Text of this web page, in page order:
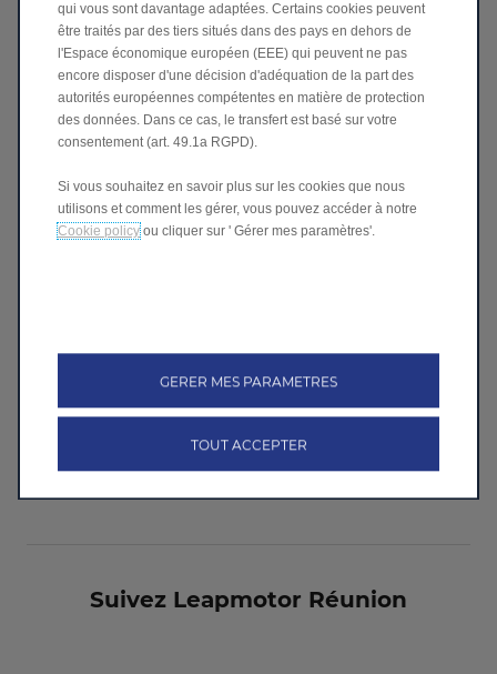
Guide Assistance Routière d'urgence
Guide Assistance Routière d'urgence T03
Guide Assistance Routière d'urgence C10
Guide Assistance Routière d'urgence C10 e-H
YBRID
Fiche de secours et de sauvetage T03
Fiche de secours et de sauvetage C10
Fiche de secours et de sauvetage B10
Fiche de secours et de sauvetage C10 e-HYBR
ID
Suivez Leapmotor Réunion
qui vous sont davantage adaptées. Certains cookies peuvent
être traités par des tiers situés dans des pays en dehors de
l'Espace économique européen (EEE) qui peuvent ne pas
encore disposer d'une décision d'adéquation de la part des
autorités européennes compétentes en matière de protection
des données. Dans ce cas, le transfert est basé sur votre
consentement (art. 49.1a RGPD).
Si vous souhaitez en savoir plus sur les cookies que nous
utilisons et comment les gérer, vous pouvez accéder à notre
Cookie policyou cliquer sur ' Gérer mes paramètres'.
GERER MES PARAMETRES
TOUT ACCEPTER